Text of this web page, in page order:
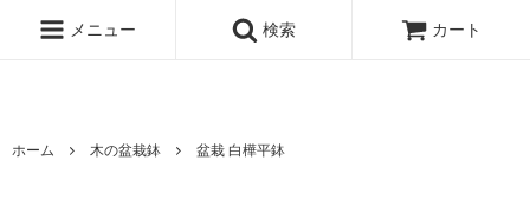
クラフト メニュー 検索 カート
ホーム 木の盆栽鉢 盆栽 白樺平鉢